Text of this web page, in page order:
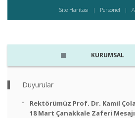
Site Haritası Personel
KURUMSAL
Duyurular
Rektörümüz Prof. Dr. Kamil
18 Mart Çanakkale Zaferi Mesajı